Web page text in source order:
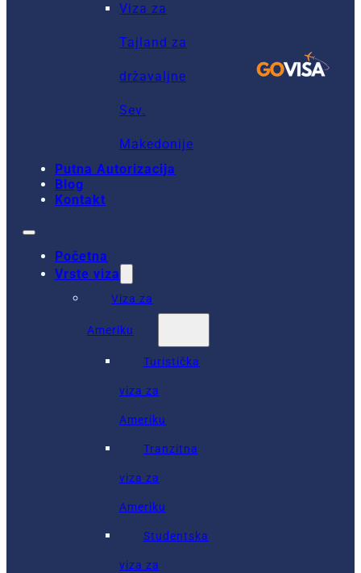
Viza za
Tajland za
državaljne
Sev.
Makedonije
Putna Autorizacija
Blog
Kontakt
Početna
Vrste viza
Viza za
Ameriku
Turistička
viza za
Ameriku
Tranzitna
viza za
Ameriku
Studentska
viza za